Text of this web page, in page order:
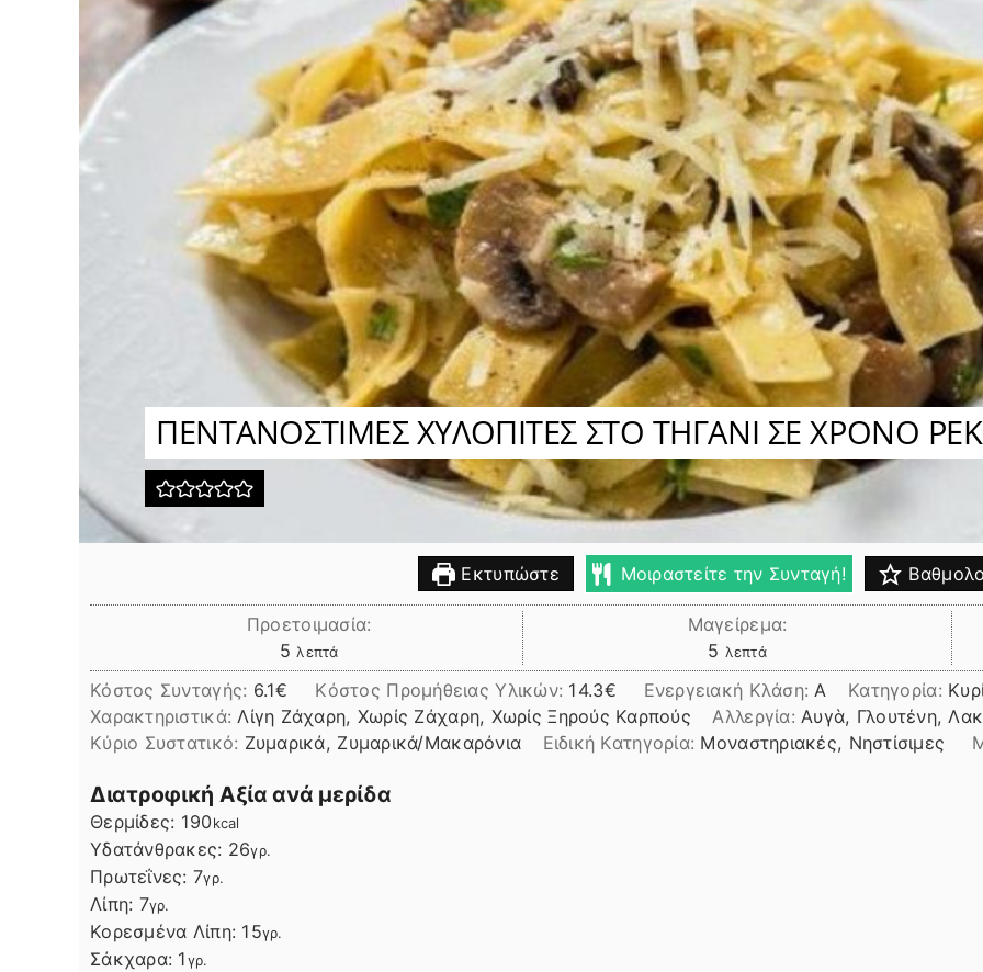
ΠΕΝΤΑΝΟΣΤΙΜΕΣ ΧΥΛΟΠΙΤΕΣ ΣΤΟ ΤΗΓΑΝΙ ΣΕ ΧΡΟΝΟ
Εκτυπώστε Μοιραστείτε την Συνταγή!
Προετοιμασία:
5λεπτά
λεπτά
Μαγείρεμα:
5 λεπτά
λεπτά
Κόστος Συνταγής: 6.1€ Kόστος Προμήθειας Υλικών: 14.3 Ενεργειακή Κλάση: A Κατηγορία:
Χαρακτηριστικά: Λίγη Ζάχαρη, Χωρίς Ζάχαρη, Χωρίς Ξηρούς Καρπούς Αλλεργία: Αυγὰ, Γλουτένη,
Kύριο Συστατικό: Ζυμαρικά, Ζυμαρικά/Μακαρόνια Ειδική Κατηγορία: Μοναστηριακές, Νηστίσιμες
Διατροφική Αξία ανά μερίδα
Θερμίδες: 190kcal
Υδατάνθρακες: 26γρ.
Πρωτεΐνες: 7γρ.
Λίπη
Λίπη: 7γρ.
Κορεσμένα Λίπη: 15γρ.
Σάκχαρα: 1γρ.